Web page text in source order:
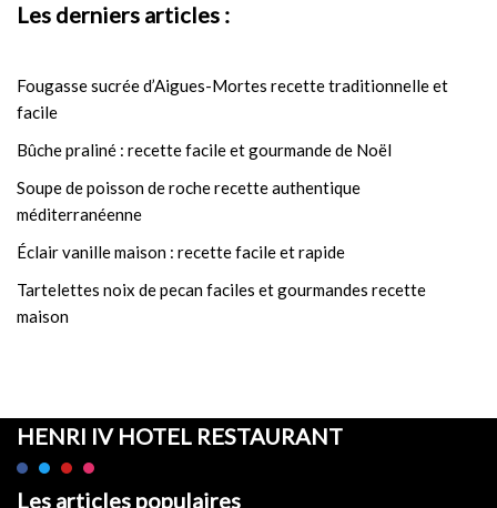
Les derniers articles :
Fougasse sucrée d’Aigues-Mortes recette traditionnelle et
facile
Bûche praliné : recette facile et gourmande de Noël
Soupe de poisson de roche recette authentique
méditerranéenne
Éclair vanille maison : recette facile et rapide
Tartelettes noix de pecan faciles et gourmandes recette
maison
HENRI IV HOTEL RESTAURANT
Les articles populaires